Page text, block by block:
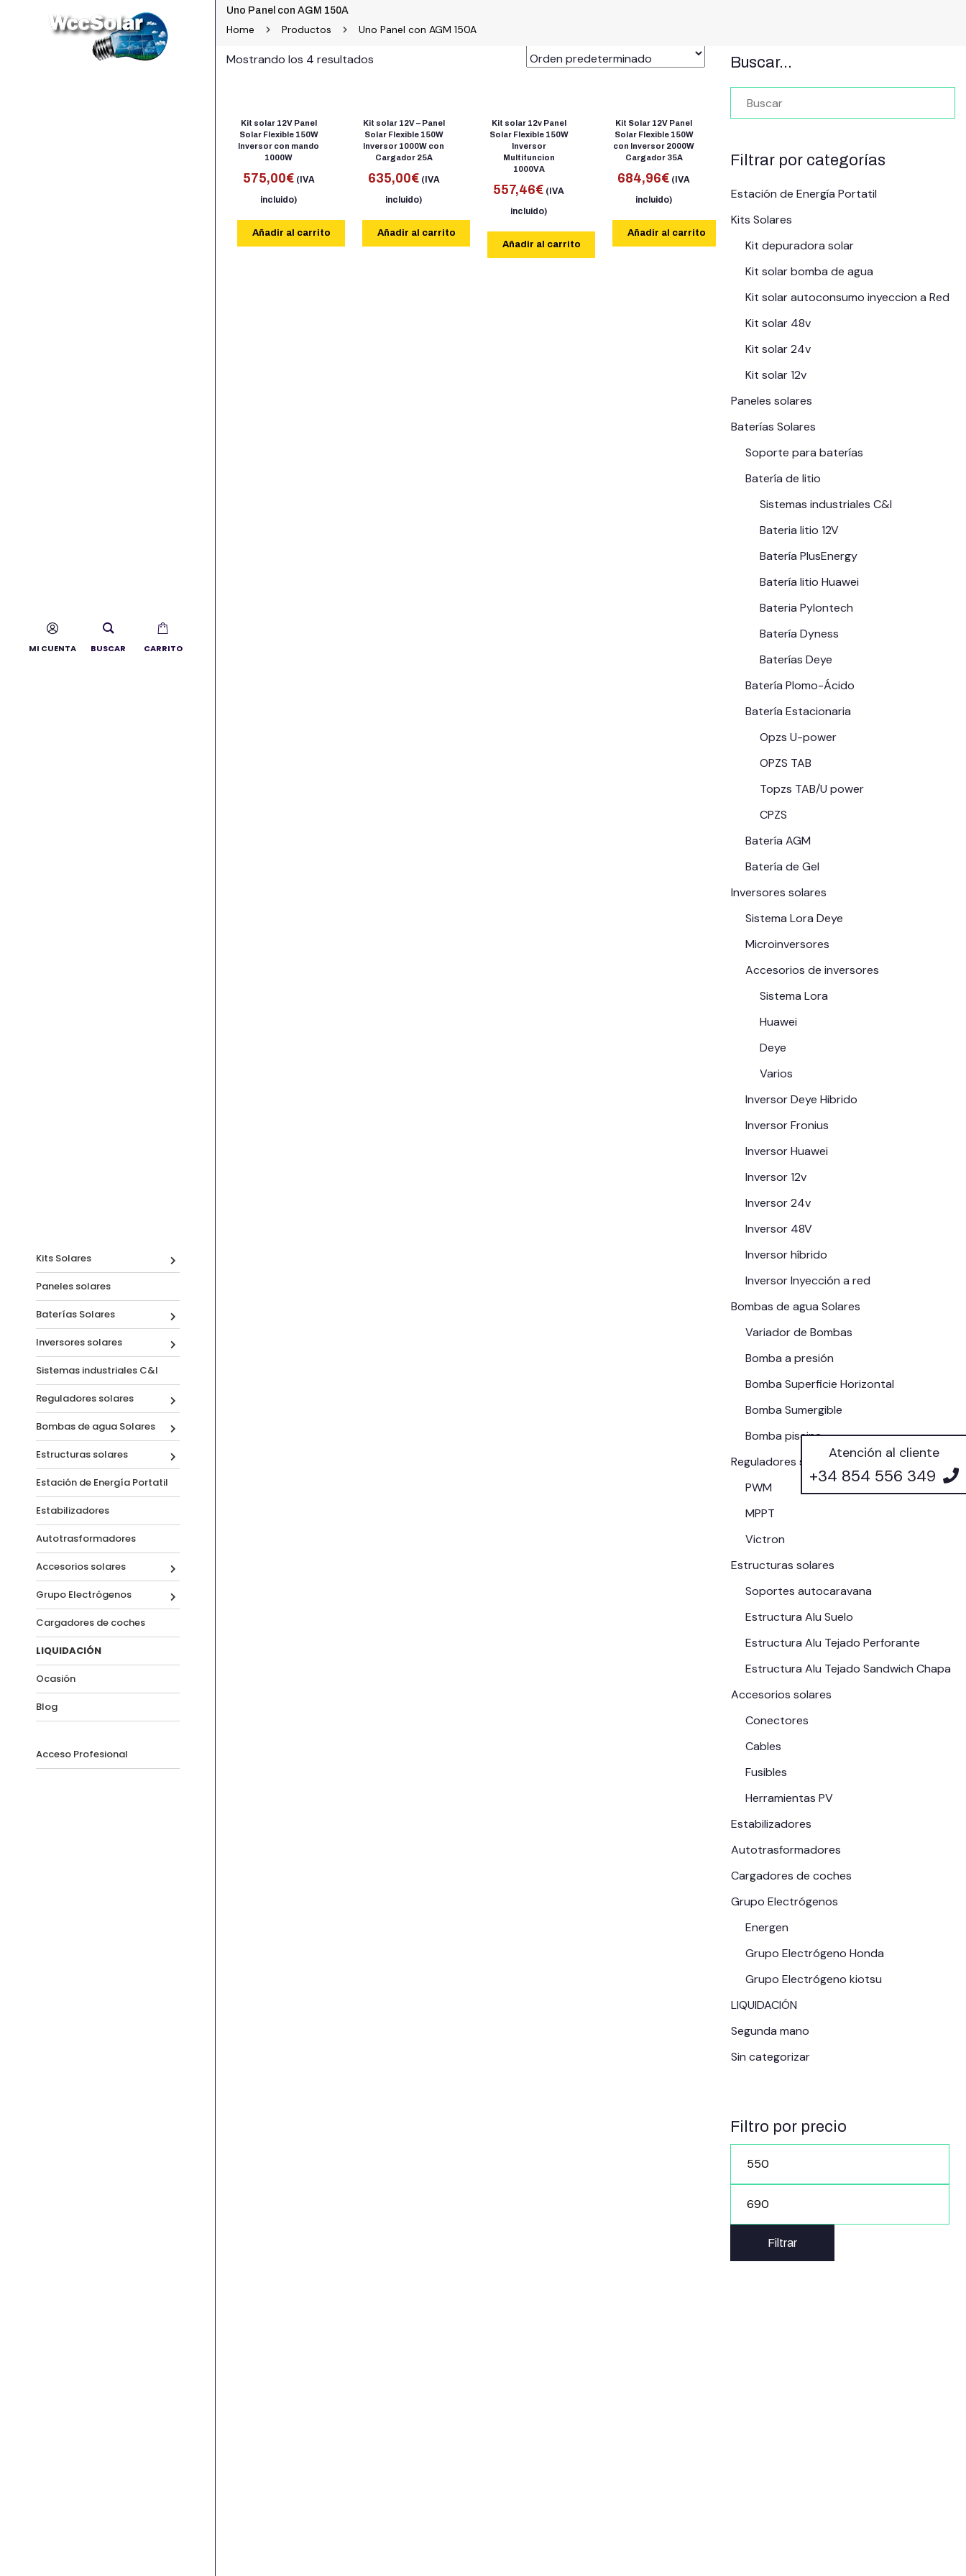
Kits Solares
Paneles solares
Baterías Solares
Inversores solares
Sistemas industriales C&I
Reguladores solares
Bombas de agua Solares
Estructuras solares
Estación de Energía Portatil
Estabilizadores
Autotrasformadores
Accesorios solares
Grupo Electrógenos
Cargadores de coches
LIQUIDACIÓN
Ocasión
Blog
Acceso Profesional
MI CUENTA BUSCAR CARRITO
Uno Panel con AGM 150A
Home Productos Uno Panel con AGM 150A
Mostrando los 4 resultados
Kit solar 12V Panel
Solar Flexible 150W
Inversor con mando
1000W
575,00€ (IVA
incluido)
Añadir al carrito
Kit solar 12V – Panel
Solar Flexible 150W
Inversor 1000W con
Cargador 25A
635,00€ (IVA
incluido)
Añadir al carrito
Kit solar 12v Panel
Solar Flexible 150W
Inversor
Multifuncion
1000VA
557,46€ (IVA
incluido)
Añadir al carrito
Kit Solar 12V Panel
Solar Flexible 150W
con Inversor 2000W
Cargador 35A
684,96€ (IVA
incluido)
Añadir al carrito
Buscar…
Filtrar por categorías
Estación de Energía Portatil
Kits Solares
Kit depuradora solar
Kit solar bomba de agua
Kit solar autoconsumo inyeccion a Red
Kit solar 48v
Kit solar 24v
Kit solar 12v
Paneles solares
Baterías Solares
Soporte para baterías
Batería de litio
Sistemas industriales C&I
Bateria litio 12V
Batería PlusEnergy
Batería litio Huawei
Bateria Pylontech
Batería Dyness
Baterías Deye
Batería Plomo-Ácido
Batería Estacionaria
Opzs U-power
OPZS TAB
Topzs TAB/U power
CPZS
Batería AGM
Batería de Gel
Inversores solares
Sistema Lora Deye
Microinversores
Accesorios de inversores
Sistema Lora
Huawei
Deye
Varios
Inversor Deye Hibrido
Inversor Fronius
Inversor Huawei
Inversor 12v
Inversor 24v
Inversor 48V
Inversor híbrido
Inversor Inyección a red
Bombas de agua Solares
Variador de Bombas
Bomba a presión
Bomba Superficie Horizontal
Bomba Sumergible
Bomba piscina
Reguladores solares
PWM
MPPT
Victron
Estructuras solares
Soportes autocaravana
Estructura Alu Suelo
Estructura Alu Tejado Perforante
Estructura Alu Tejado Sandwich Chapa
Accesorios solares
Conectores
Cables
Fusibles
Herramientas PV
Estabilizadores
Autotrasformadores
Cargadores de coches
Grupo Electrógenos
Energen
Grupo Electrógeno Honda
Grupo Electrógeno kiotsu
LIQUIDACIÓN
Segunda mano
Sin categorizar
Filtro por precio
Filtrar
Atención al cliente
+34 854 556 349